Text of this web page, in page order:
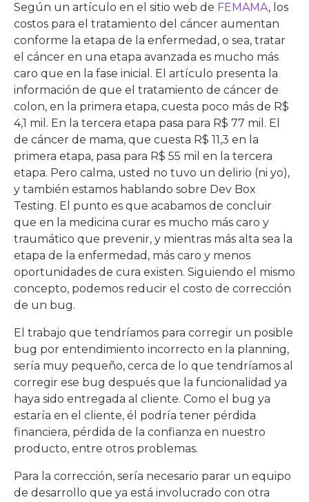
Según un artículo en el sitio web de FEMAMA, los
costos para el tratamiento del cáncer aumentan
conforme la etapa de la enfermedad, o sea, tratar
el cáncer en una etapa avanzada es mucho más
caro que en la fase inicial. El artículo presenta la
información de que el tratamiento de cáncer de
colon, en la primera etapa, cuesta poco más de R$
4,1 mil. En la tercera etapa pasa para R$ 77 mil. El
de cáncer de mama, que cuesta R$ 11,3 en la
primera etapa, pasa para R$ 55 mil en la tercera
etapa. Pero calma, usted no tuvo un delirio (ni yo),
y también estamos hablando sobre Dev Box
Testing. El punto es que acabamos de concluir
que en la medicina curar es mucho más caro y
traumático que prevenir, y mientras más alta sea la
etapa de la enfermedad, más caro y menos
oportunidades de cura existen. Siguiendo el mismo
concepto, podemos reducir el costo de corrección
de un bug.
El trabajo que tendríamos para corregir un posible
bug por entendimiento incorrecto en la planning,
sería muy pequeño, cerca de lo que tendríamos al
corregir ese bug después que la funcionalidad ya
haya sido entregada al cliente. Como el bug ya
estaría en el cliente, él podría tener pérdida
financiera, pérdida de la confianza en nuestro
producto, entre otros problemas.
Para la corrección, sería necesario parar un equipo
de desarrollo que ya está involucrado con otra